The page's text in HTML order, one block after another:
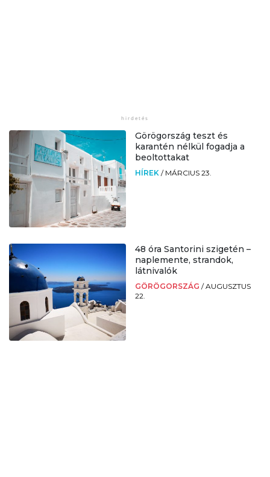
Görögország teszt és
karantén nélkül fogadja a
beoltottakat
HÍREK / MÁRCIUS 23.
48 óra Santorini szigetén –
naplemente, strandok,
látnivalók
GÖRÖGORSZÁG /AUGUSZTUS
22.